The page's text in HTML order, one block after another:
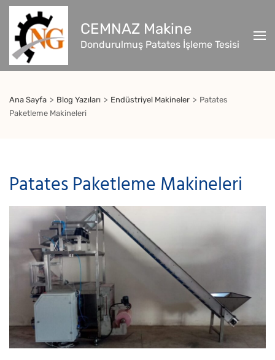
İçeriğe
(Enter
tuşuna
basın)
CEMNAZ Makine
Dondurulmuş Patates İşleme Tesisi
Ana Sayfa > Blog Yazıları > Endüstriyel Makineler > Patates
Paketleme Makineleri
Patates Paketleme Makineleri